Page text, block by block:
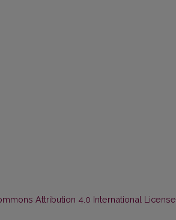
Attribution 4.0 International License